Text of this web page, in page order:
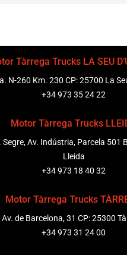
Tàrrega Trucks LA SEU
N-260 Km. 230 CP: 25700 La
+34 973 35 24 22
Motor Tàrrega Trucks
Segre, Av. Indústria, Parcela 501
Lleida
+34 973 18 40 32
Motor Tàrrega Trucks
Av. de Barcelona, 31 CP: 25300
+34 973 31 24 00